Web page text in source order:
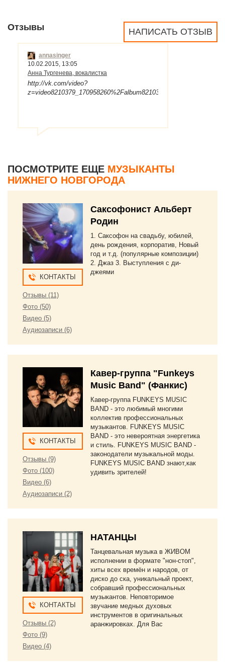
НАПИСАТЬ ОТЗЫВ
Отзывы
annasinger
10.02.2015, 13:05
Анна Тургенева, вокалистка
http://vk.com/video?
z=video8210379_170958260%2Falbum8210379
ПОСМОТРИТЕ ЕЩЕ МУЗЫКАНТЫ
НИЖНЕГО НОВГОРОДА
КОНТАКТЫ
Отзывы (11)
Фото (50)
Видео (5)
Аудиозаписи (6)
Саксофонист Альберт
Родин
1. Саксофон на свадьбу, юбилей,
день рождения, корпоратив, Новый
год и т.д. (популярные композиции)
2. Джаз 3. Выступления с ди-
джеями
КОНТАКТЫ
Отзывы (9)
Фото (100)
Видео (6)
Аудиозаписи (2)
Кавер-группа "Funkeys
Music Band" (Фанкис)
Кавер-группа FUNKEYS MUSIC
BAND - это любимый многими
коллектив профессиональных
музыкантов. FUNKEYS MUSIC
BAND - это невероятная энергетика
и стиль. FUNKEYS MUSIC BAND -
законодатели музыкальной моды.
FUNKEYS MUSIC BAND знают,как
удивить зрителей!
КОНТАКТЫ
Отзывы (2)
Фото (9)
Видео (4)
НАТАНЦЫ
Танцевальная музыка в ЖИВОМ
исполнении в формате "нон-стоп",
хиты всех времён и народов, от
диско до ска, уникальный проект,
собравший профессиональных
музыкантов. Неповторимое
звучание медных духовых
инструментов в оригинальных
аранжировках. Для Вас